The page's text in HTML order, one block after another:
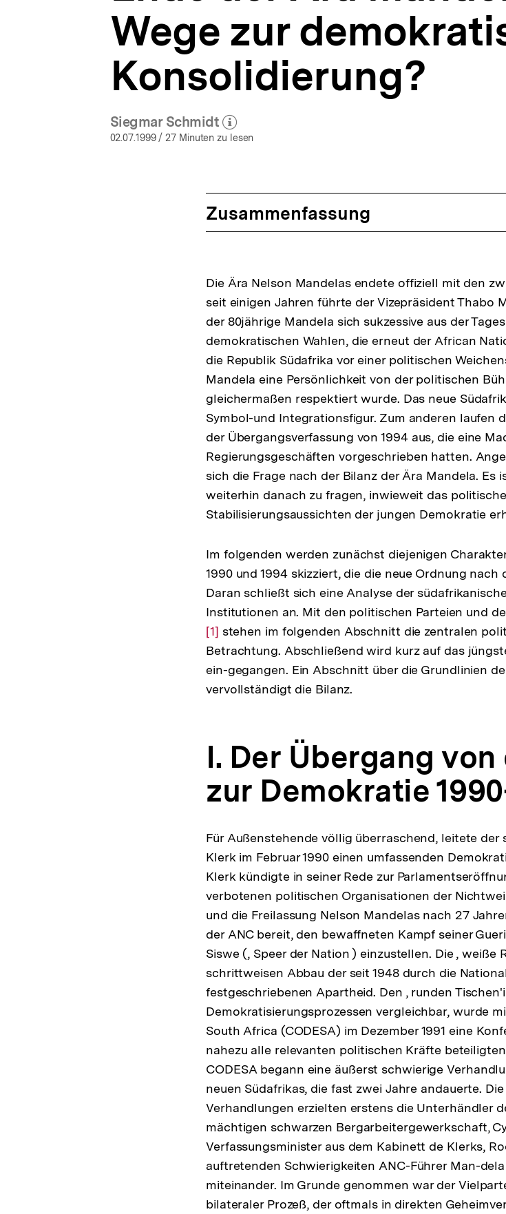
Wege zur
Konsolidierung?
Siegmar Schmidt
(Mehr zum Autor)
öffnen
02.07.1999/ 27 Minuten zu lesen
Zusammenfassung
Die Ära Nelson Mandelas endete offiziell mit den
seit einigen Jahren führte der Vizepräsident Thabo
der 80jährige Mandela sich sukzessive aus der
demokratischen Wahlen, die erneut der African
die Republik Südafrika vor einer politischen
Mandela eine Persönlichkeit von der politischen
gleichermaßen respektiert wurde. Das neue
Symbol-und Integrationsfigur. Zum anderen laufen
der Übergangsverfassung von 1994 aus, die eine
Regierungsgeschäften vorgeschrieben hatten.
sich die Frage nach der Bilanz der Ära Mandela. Es
weiterhin danach zu fragen, inwieweit das
Stabilisierungsaussichten der jungen Demokratie
Im folgenden werden zunächst diejenigen
1990 und 1994 skizziert, die die neue Ordnung
Daran schließt sich eine Analyse der
Institutionen an. Mit den politischen Parteien und
[1] stehen im folgenden Abschnitt die zentralen
Betrachtung. Abschließend wird kurz auf das
ein-gegangen. Ein Abschnitt über die Grundlinien
vervollständigt die Bilanz.
I. Der Übergang
zur Demokratie
Für Außenstehende völlig überraschend, leitete der
Klerk im Februar 1990 einen umfassenden
Klerk kündigte in seiner Rede zur
verbotenen politischen Organisationen der
und die Freilassung Nelson Mandelas nach 27
der ANC bereit, den bewaffneten Kampf seiner
Siswe (, Speer der Nation ) einzustellen. Die ,
schrittweisen Abbau der seit 1948 durch die
festgeschriebenen Apartheid. Den , runden
Demokratisierungsprozessen vergleichbar, wurde
South Africa (CODESA) im Dezember 1991 eine
nahezu alle relevanten politischen Kräfte beteiligten
CODESA begann eine äußerst schwierige
neuen Südafrikas, die fast zwei Jahre andauerte.
Verhandlungen erzielten erstens die Unterhändler
mächtigen schwarzen Bergarbeitergewerkschaft,
Verfassungsminister aus dem Kabinett de Klerks,
auftretenden Schwierigkeiten ANC-Führer Man-
miteinander. Im Grunde genommen war der
bilateraler Prozeß, der oftmals in direkten